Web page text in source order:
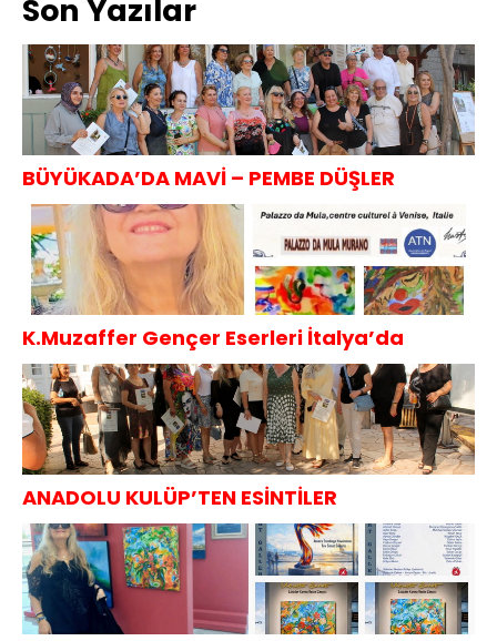
Son Yazılar
BÜYÜKADA’DA MAVİ – PEMBE DÜŞLER
K.Muzaffer Gençer Eserleri İtalya’da
ANADOLU KULÜP’TEN ESİNTİLER